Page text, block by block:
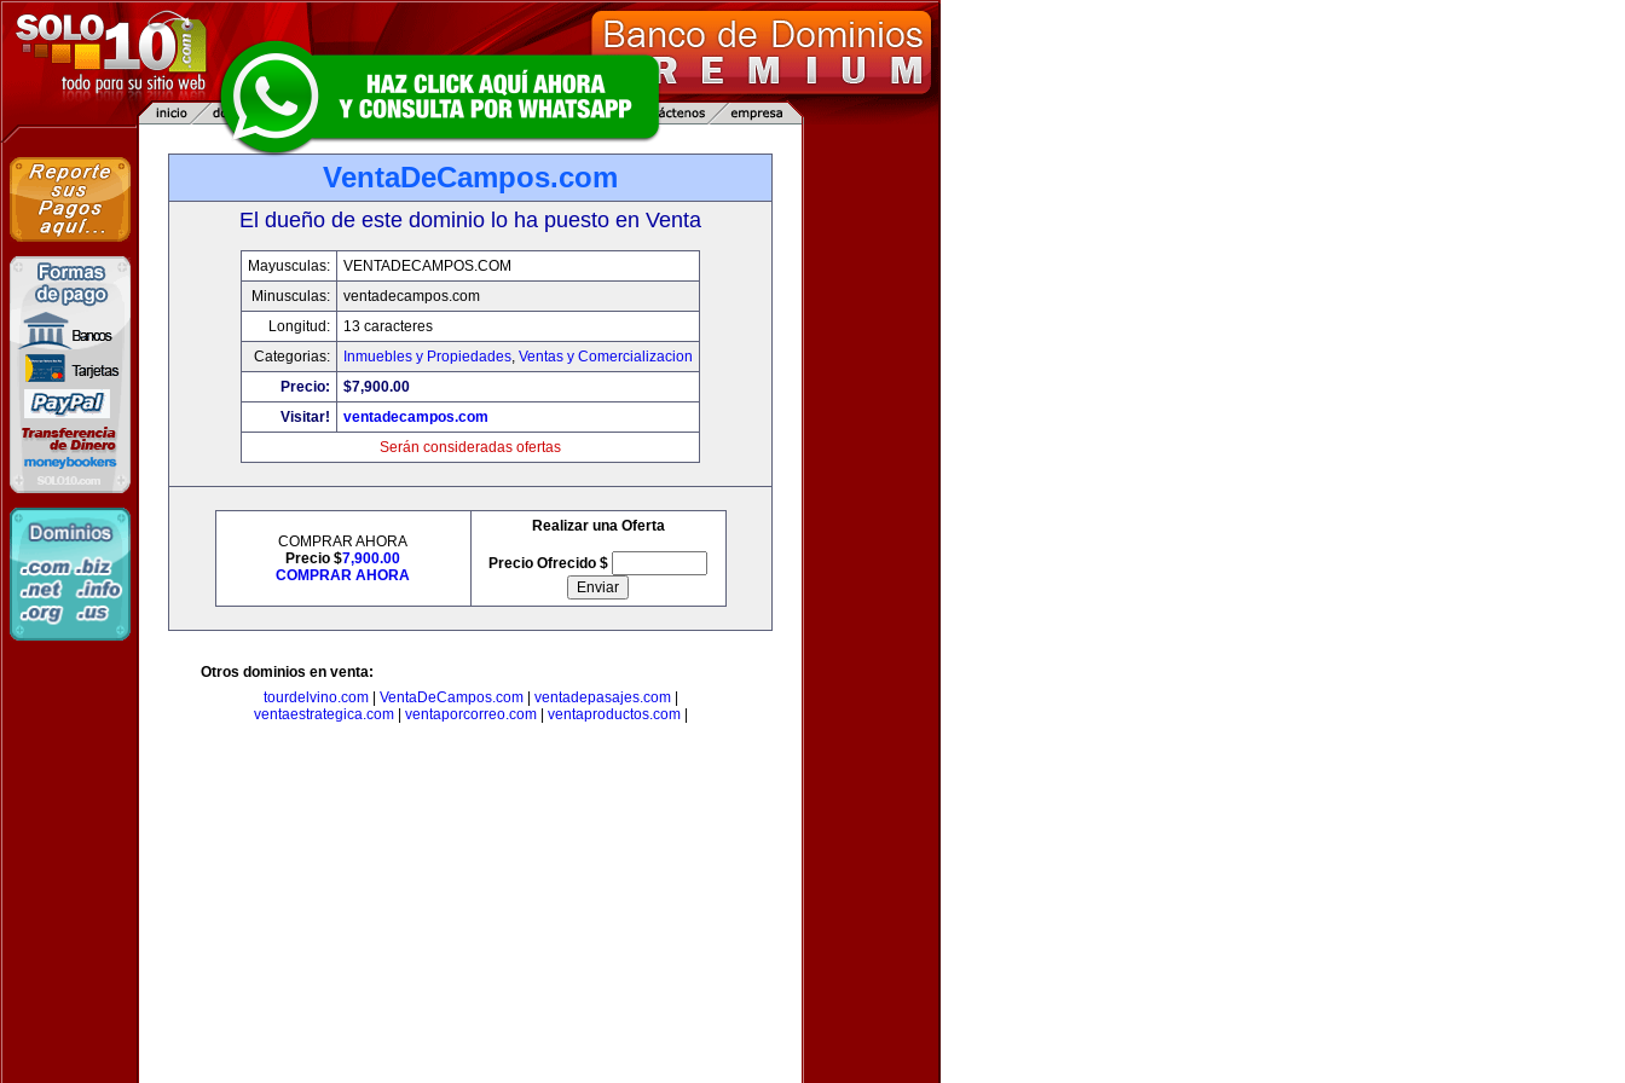
VentaDeCampos.com
El dueño de este dominio lo ha puesto en Venta
Mayusculas:
VENTADECAMPOS.COM
Minusculas:
ventadecampos.com
Longitud:
13 caracteres
Categorias:
Inmuebles y Propiedades, Ventas y Comercializacion
Precio:
$7,900.00
Visitar!
ventadecampos.com
Serán consideradas ofertas
COMPRAR AHORA
Precio $7,900.00
COMPRAR AHORA
Realizar una Oferta
Precio Ofrecido $
Otros dominios en venta:
tourdelvino.com| VentaDeCampos.com| ventadepasajes.com|
ventaestrategica.com| ventaporcorreo.com| ventaproductos.com|